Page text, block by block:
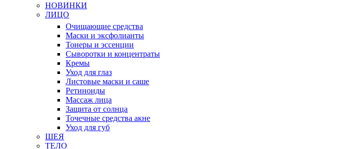
НОВИНКИ
ЛИЦО
Очищающие средства
Маски и эксфолианты
Тонеры и эссенции
Сыворотки и концентраты
Кремы
Уход для глаз
Листовые маски и саше
Ретиноиды
Массаж лица
Защита от солнца
Точечные средства акне
Уход для губ
ШЕЯ
ТЕЛО